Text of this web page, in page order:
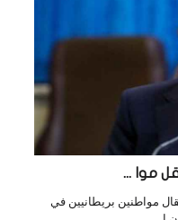
موا ...
مواطنين بريطانيين في